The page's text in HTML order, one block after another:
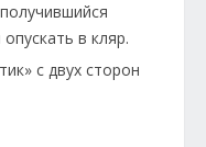
в кляр.
с двух сторон